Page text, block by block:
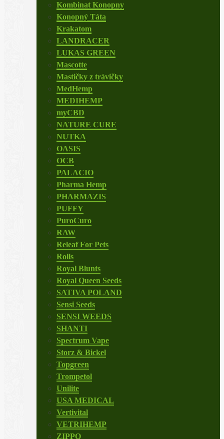
Kombinat Konopny
Konopný Táta
Krakatom
LANDRACER
LUKAS GREEN
Mascotte
Mastičky z trávičky
MedHemp
MEDIHEMP
myCBD
NATURE CURE
NUTKA
OASIS
OCB
PALACIO
Pharma Hemp
PHARMAZIS
PUFFY
PuroCuro
RAW
Releaf For Pets
Rolls
Royal Blunts
Royal Queen Seeds
SATIVA POLAND
Sensi Seeds
SENSI WEEDS
SHANTI
Spectrum Vape
Storz & Bickel
Topgreen
Trompetol
Unilite
USA MEDICAL
Vertivital
VETRIHEMP
ZIPPO